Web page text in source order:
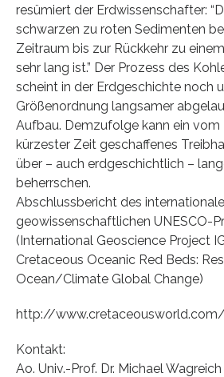
resümiert der Erdwissenschafter:
schwarzen zu roten Sedimenten
Zeitraum bis zur Rückkehr zu
sehr lang ist.” Der Prozess des
scheint in der Erdgeschichte noch
Größenordnung langsamer
Aufbau. Demzufolge kann ein vom
kürzester Zeit geschaffenes
über – auch erdgeschichtlich –
beherrschen.
Abschlussbericht des
geowissenschaftlichen UNESCO-
(International Geoscience Project
Cretaceous Oceanic Red Beds:
Ocean/Climate Global Change)
http://www.cretaceousworld.com/
Kontakt:
Ao. Univ.-Prof. Dr. Michael Wagreich